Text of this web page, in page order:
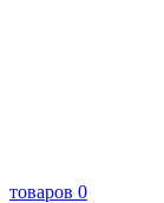
товаров 0